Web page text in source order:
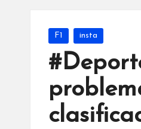
Publicada
F1 insta